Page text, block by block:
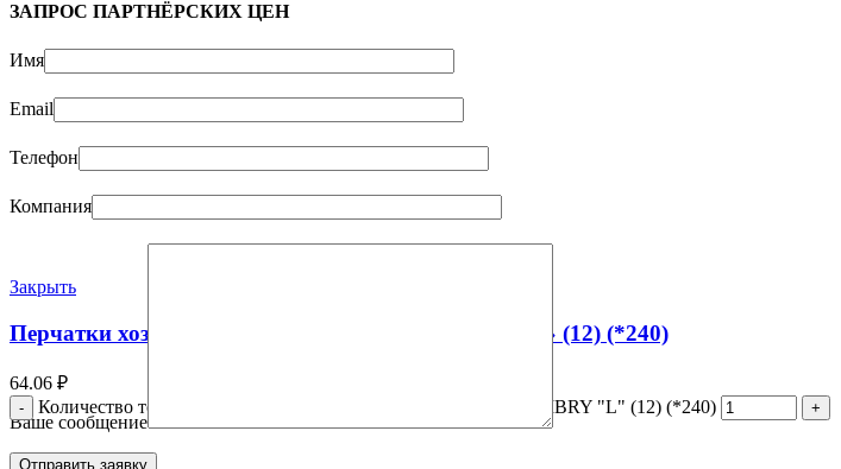
ЗАПРОС ПАРТНЁРСКИХ ЦЕН
Имя
Email
Телефон
Компания
Ваше сообщение
Закрыть
Перчатки хозяйственные латексные с х/б LIBRY «L» (12) (*240)
64.06 ₽
Количество товара Перчатки хозяйственные латексные с х/б LIBRY "L" (12) (*240)